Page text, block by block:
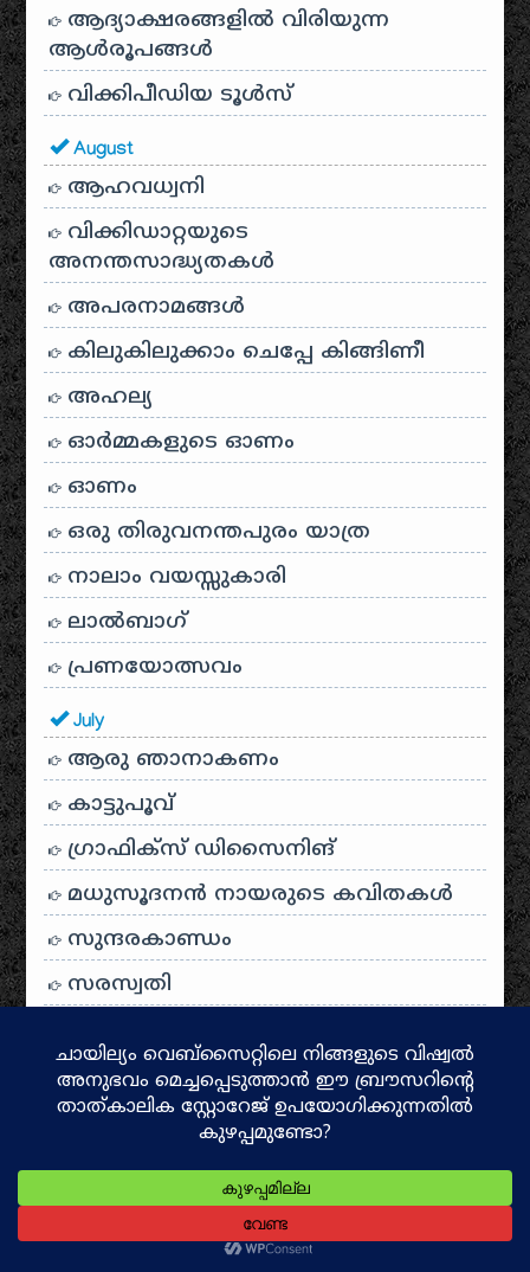
ആദ്യാക്ഷരങ്ങളിൽ വിരിയുന്ന
ആൾരൂപങ്ങൾ
വിക്കിപീഡിയ ടൂൾസ്
August
ആഹവധ്വനി
വിക്കിഡാറ്റയുടെ
അനന്തസാദ്ധ്യതകള്‍
അപരനാമങ്ങൾ
കിലുകിലുക്കാം ചെപ്പേ കിങ്ങിണീ
അഹല്യ
ഓര്‍മ്മകളുടെ ഓണം
ഓണം
ഒരു തിരുവനന്തപുരം യാത്ര
നാലാം വയസ്സുകാരി
ലാൽബാഗ്
പ്രണയോത്സവം
July
ആരു ഞാനാകണം
കാട്ടുപൂവ്
ഗ്രാഫിക്സ് ഡിസൈനിങ്
മധുസൂദനൻ നായരുടെ കവിതകൾ
സുന്ദരകാണ്ഡം
സരസ്വതി
മെന്‍സ്ട്രുവല്‍ കപ്പ്
ഭാരത ഭാഗ്യവിധാതാ
കഥാലോകം